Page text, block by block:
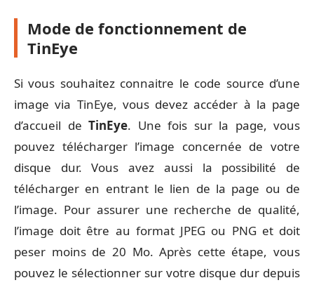
Mode de fonctionnement de
TinEye
Si vous souhaitez connaitre le code source d’une
image via TinEye, vous devez accéder à la page
d’accueil de TinEye. Une fois sur la page, vous
pouvez télécharger l’image concernée de votre
disque dur. Vous avez aussi la possibilité de
télécharger en entrant le lien de la page ou de
l’image. Pour assurer une recherche de qualité,
l’image doit être au format JPEG ou PNG et doit
peser moins de 20 Mo. Après cette étape, vous
pouvez le sélectionner sur votre disque dur depuis